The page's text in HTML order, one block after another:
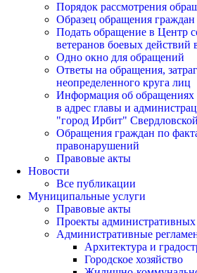
Порядок рассмотрения
Образец обращения граждан
Подать обращение в Центр
ветеранов боевых действий
Одно окно для обращений
Ответы на обращения,
неопределенного круга лиц
Информация об
в адрес главы и
"город Ирбит"
Обращения граждан по
правонарушений
Правовые акты
Новости
Все публикации
Муниципальные услуги
Правовые акты
Проекты административных
Административные
Архитектура и
Городское хозяйство